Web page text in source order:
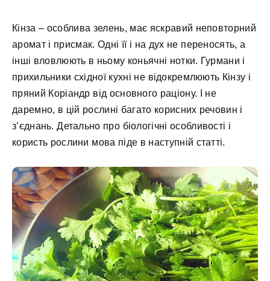
Кінза – особлива зелень, має яскравий неповторний
аромат і присмак. Одні її і на дух не переносять, а
інші вловлюють в ньому коньячні нотки. Гурмани і
прихильники східної кухні не відокремлюють Кінзу і
пряний Коріандр від основного раціону. І не
даремно, в цій рослині багато корисних речовин і
з’єднань. Детально про біологічні особливості і
користь рослини мова піде в наступній статті.